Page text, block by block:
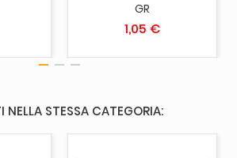
GR
1,05 €
NELLA STESSA CATEGORIA: